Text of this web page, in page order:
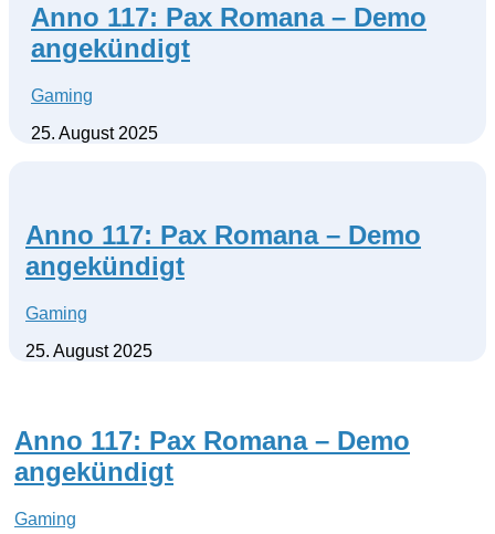
Anno 117: Pax Romana – Demo
angekündigt
Gaming
25. August 2025
Anno 117: Pax Romana – Demo
angekündigt
Gaming
25. August 2025
Anno 117: Pax Romana – Demo
angekündigt
Gaming